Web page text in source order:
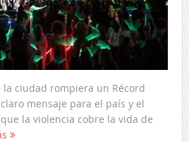
ciudad rompiera un Récord
mensaje para el país y el
la violencia cobre la vida de